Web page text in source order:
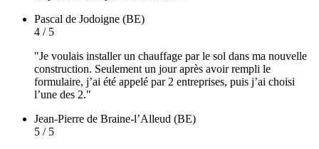
Pascal de Jodoigne (BE)
4 / 5
"Je voulais installer un chauffage par le sol dans ma nouvelle
construction. Seulement un jour après avoir rempli le
formulaire, j’ai été appelé par 2 entreprises, puis j’ai choisi
l’une des 2."
Jean-Pierre de Braine-l’Alleud (BE)
5 / 5